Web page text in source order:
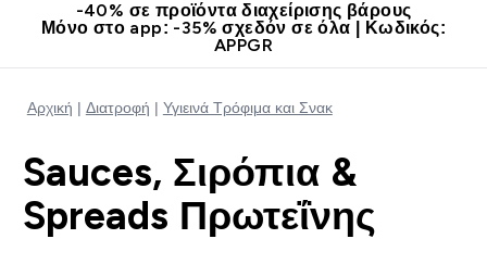
-40% σε προϊόντα διαχείρισης βάρους
Μόνο στο app: -35% σχεδόν σε όλα | Κωδικός:
APPGR
Αρχική Διατροφή Υγιεινά Τρόφιμα και Σνακ
Sauces, Σιρόπια &
Spreads Πρωτεΐνης